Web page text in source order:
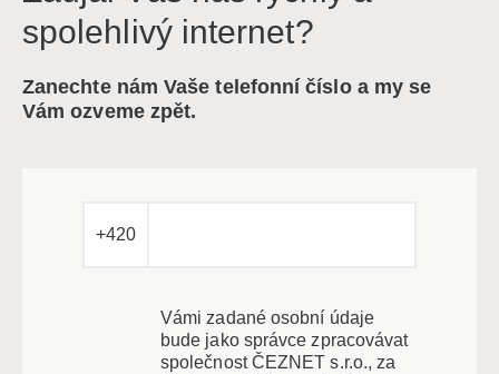
spolehlivý internet?
Zanechte nám Vaše telefonní číslo a my se
Vám ozveme zpět.
+420
Vámi zadané osobní údaje
bude jako správce zpracovávat
společnost ČEZNET s.r.o., za